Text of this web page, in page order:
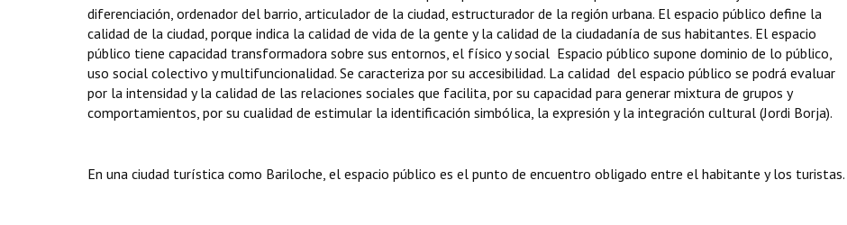
diferenciación, ordenador del barrio, articulador de la ciudad, estructurador de la región urbana. El espacio público define la
calidad de la ciudad, porque indica la calidad de vida de la gente y la calidad de la ciudadanía de sus habitantes. El espacio
público tiene capacidad transformadora sobre sus entornos, el físico y social Espacio público supone dominio de lo público,
uso social colectivo y multifuncionalidad. Se caracteriza por su accesibilidad. La calidad del espacio público se podrá evaluar
por la intensidad y la calidad de las relaciones sociales que facilita, por su capacidad para generar mixtura de grupos y
comportamientos, por su cualidad de estimular la identificación simbólica, la expresión y la integración cultural (Jordi Borja).
En una ciudad turística como Bariloche, el espacio público es el punto de encuentro obligado entre el habitante y los turistas.